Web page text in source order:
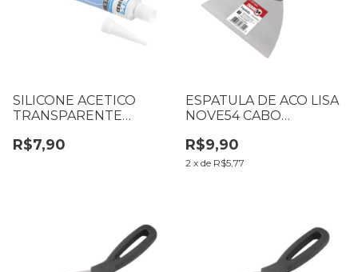
SILICONE ACETICO
TRANSPARENTE
R$7,90
ESPATULA DE ACO LISA
NOVE54 CABO
127MM
R$9,90
2 x de R$5,77